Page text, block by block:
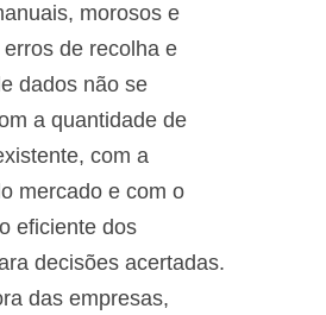
morosos e
de recolha e
dados não se
a quantidade de
com a
mercado e com o
eficiente dos
decisões acertadas.
das empresas,